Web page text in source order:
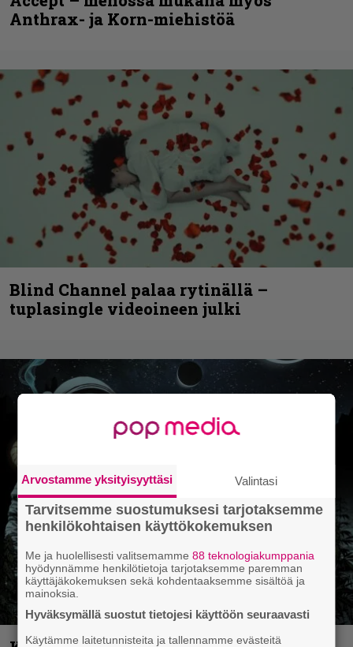
Anthrax- ja Korn-miehistöä
Blind Channel palaa rytinällä –
tuplasingle videoineen julki
Arvostamme yksityisyyttäsi Valintasi
Tarvitsemme suostumuksesi tarjotaksemme
henkilökohtaisen käyttökokemuksen
Me ja huolellisesti valitsemamme88 teknologiakumppania
hyödynnämme henkilötietoja tarjotaksemme paremman
käyttäjäkokemuksen sekä kohdentaaksemme sisältöä ja
mainoksia.
Hyväksymällä suostut tietojesi käyttöön seuraavasti
Käytämme laitetunnisteita ja tallennamme evästeitä